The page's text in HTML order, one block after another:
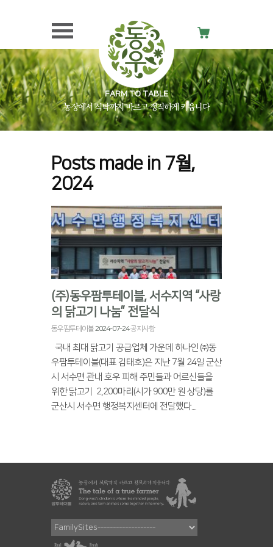
FARM TO TABLE
농장에서 식탁까지 바르고 정직하게 키웁니다
Posts made in 7월,
2024
(주)동우팜투테이블, 서수지역 “사랑
의 닭고기 나눔” 전달식
동우팜투테이블2024-07-24공지사항
국내 최대 닭고기 공급업체 가운데 하나인 ㈜동
우팜투테이블(대표 김태호)은 지난 7월 24일 군산
시 서수면 관내 호우 피해 주민들과 어르신들을
위한 닭고기 2,200마리(시가 900만 원 상당)를
군산시 서수면 행정복지센터에 전달했다....